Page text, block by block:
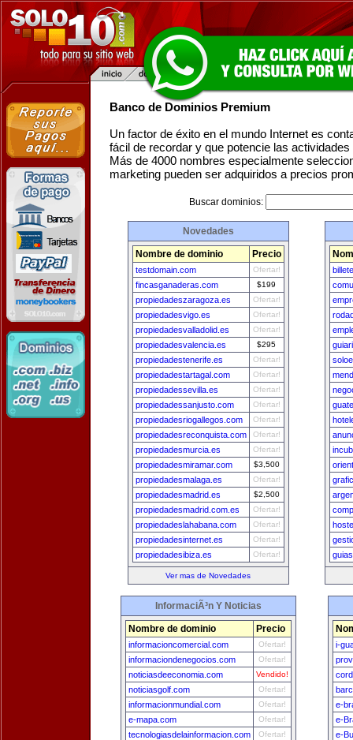
Banco de Dominios Premium
Un factor de éxito en el mundo Internet es
fácil de recordar y que potencie las
Más de 4000 nombres especialmente
marketing pueden ser adquiridos a precios
Buscar dominios:
Novedades
Nombre de dominio Precio
testdomain.com Ofertar!
fincasganaderas.com $199
propiedadeszaragoza.es Ofertar!
propiedadesvigo.es Ofertar!
propiedadesvalladolid.es Ofertar!
propiedadesvalencia.es $295
propiedadestenerife.es Ofertar!
propiedadestartagal.com Ofertar!
propiedadessevilla.es Ofertar!
propiedadessanjusto.com Ofertar!
propiedadesriogallegos.com Ofertar!
propiedadesreconquista.com Ofertar!
propiedadesmurcia.es Ofertar!
propiedadesmiramar.com $3,500
propiedadesmalaga.es Ofertar!
propiedadesmadrid.es $2,500
propiedadesmadrid.com.es Ofertar!
propiedadeslahabana.com Ofertar!
propiedadesinternet.es Ofertar!
propiedadesibiza.es Ofertar!
Ver mas de Novedades
InformaciÃ³n Y Noticias
Nombre de dominio Precio
informacioncomercial.com Ofertar!
informaciondenegocios.com Ofertar!
noticiasdeeconomia.com Vendido!
noticiasgolf.com Ofertar!
informacionmundial.com Ofertar!
e-mapa.com Ofertar!
tecnologiasdelainformacion.com Ofertar!
i-
e-
e-
e-